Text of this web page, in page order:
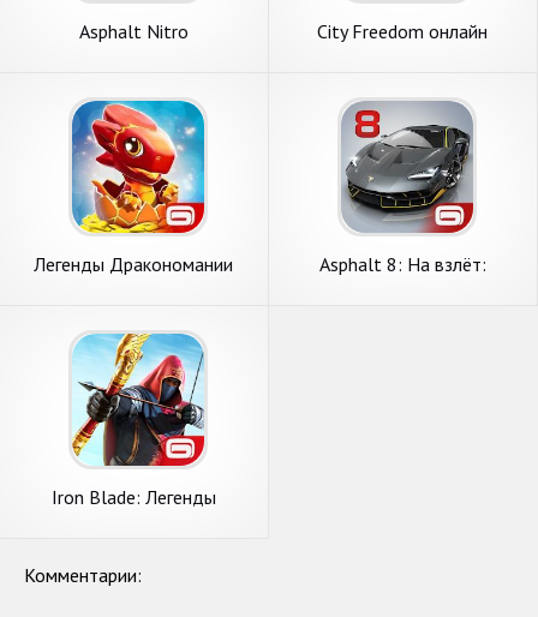
Asphalt Nitro
City Freedom онлайн
Легенды Дракономании
Asphalt 8: На взлёт:
Iron Blade: Легенды
Комментарии: